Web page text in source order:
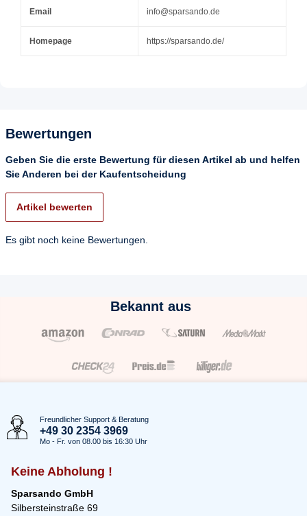
Email info@sparsando.de
Homepage https://sparsando.de/
Bewertungen
Geben Sie die erste Bewertung für diesen Artikel ab und helfen
Sie Anderen bei der Kaufentscheidung
Artikel bewerten
Es gibt noch keine Bewertungen.
Bekannt aus
Freundlicher Support & Beratung
+49 30 2354 3969
Mo - Fr. von 08.00 bis 16:30 Uhr
Keine Abholung !
Sparsando GmbH
Silbersteinstraße 69